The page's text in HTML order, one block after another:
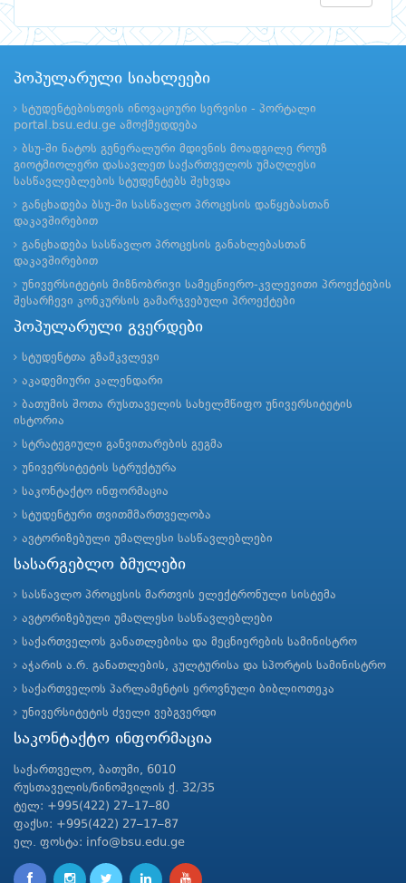
პოპულარული სიახლეები
სტუდენტებისთვის ინოვაციური სერვისი - პორტალი
portal.bsu.edu.ge ამოქმედდება
ბსუ-ში ნატოს გენერალური მდივნის მოადგილე როუზ
გიოტმიოლერი დასავლეთ საქართველოს უმაღლესი
სასწავლებლების სტუდენტებს შეხვდა
განცხადება ბსუ-ში სასწავლო პროცესის დაწყებასთან
დაკავშირებით
განცხადება სასწავლო პროცესის განახლებასთან
დაკავშირებით
უნივერსიტეტის მიზნობრივი სამეცნიერო-კვლევითი პროექტების
შესარჩევი კონკურსის გამარჯვებული პროექტები
პოპულარული გვერდები
სტუდენტთა გზამკვლევი
აკადემიური კალენდარი
ბათუმის შოთა რუსთაველის სახელმწიფო უნივერსიტეტის
ისტორია
სტრატეგიული განვითარების გეგმა
უნივერსიტეტის სტრუქტურა
საკონტაქტო ინფორმაცია
სტუდენტური თვითმმართველობა
ავტორიზებული უმაღლესი სასწავლებლები
სასარგებლო ბმულები
სასწავლო პროცესის მართვის ელექტრონული სისტემა
ავტორიზებული უმაღლესი სასწავლებლები
საქართველოს განათლებისა და მეცნიერების სამინისტრო
აჭარის ა.რ. განათლების, კულტურისა და სპორტის სამინისტრო
საქართველოს პარლამენტის ეროვნული ბიბლიოთეკა
უნივერსიტეტის ძველი ვებგვერდი
საკონტაქტო ინფორმაცია
საქართველო, ბათუმი, 6010
რუსთაველის/ნინოშვილის ქ. 32/35
ტელ: +995(422) 27–17–80
ფაქსი: +995(422) 27–17–87
ელ. ფოსტა: info@bsu.edu.ge